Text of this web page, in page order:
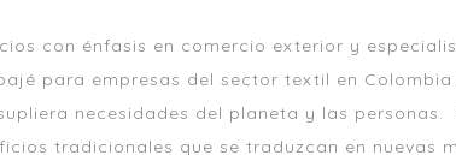
con énfasis en comercio exterior y
para empresas del sector textil en
necesidades del planeta y las
tradicionales que se traduzcan en nuevas